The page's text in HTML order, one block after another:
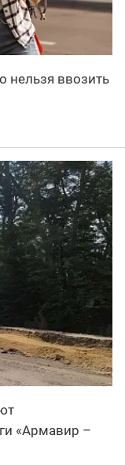
нельзя ввозить
«Армавир –